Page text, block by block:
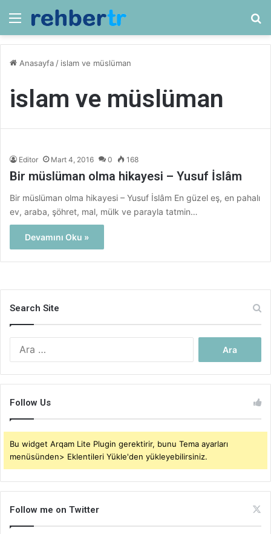
Menü
Anasayfa / islam ve müslüman
islam ve müslüman
Editor Mart 4, 2016 0 168
Bir müslüman olma hikayesi – Yusuf İslâm
Bir müslüman olma hikayesi – Yusuf İslâm En güzel eş, en pahalı
ev, araba, şöhret, mal, mülk ve parayla tatmin…
Devamını Oku »
Search Site
Follow Us
Bu widget Arqam Lite Plugin gerektirir, bunu Tema ayarları
menüsünden> Eklentileri Yükle'den yükleyebilirsiniz.
Follow me on Twitter